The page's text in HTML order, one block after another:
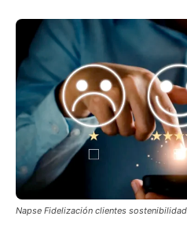
Napse Fidelización clientes